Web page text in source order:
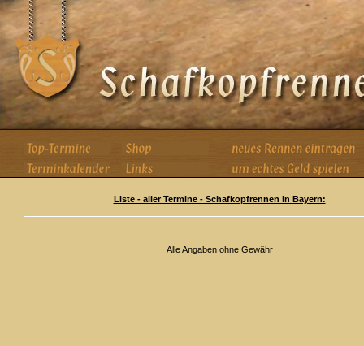
Liste - aller Termine - Schafkopfrennen in Bayern:
Alle Angaben ohne Gewähr